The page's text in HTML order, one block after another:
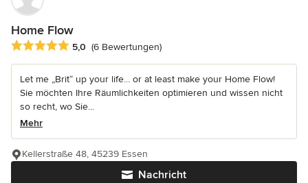
Home Flow
Durchschnittliche Bewertung: 5 von 5 Sternen
5,0 (6 Bewertungen)
Let me „Brit“ up your life... or at least make your Home Flow!
Sie möchten Ihre Räumlichkeiten optimieren und wissen nicht
so recht, wo Sie...
Mehr
Nachricht
Kellerstraße 48, 45239 Essen